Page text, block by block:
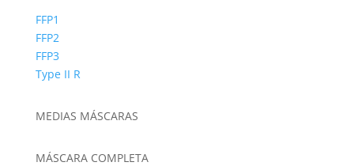
FFP1
FFP2
FFP3
Type II R
MEDIAS MÁSCARAS
MÁSCARA COMPLETA